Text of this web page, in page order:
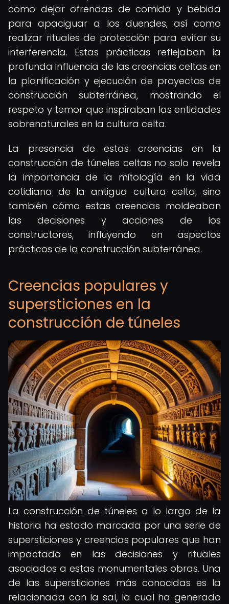
como dejar ofrendas de comida y bebida
para apaciguar a los duendes, así como
realizar rituales de protección para evitar su
interferencia. Estas prácticas reflejaban la
profunda influencia de las creencias celtas en
la planificación y ejecución de proyectos de
construcción subterránea, mostrando el
respeto y temor que inspiraban las entidades
sobrenaturales en la cultura celta.
La presencia de estas creencias en la
construcción de túneles celtas no solo revela
la importancia de la mitología en la vida
cotidiana de la antigua cultura celta, sino
también cómo estas creencias moldeaban
las decisiones y acciones de los
constructores, influyendo en aspectos
prácticos de la construcción subterránea.
Creencias populares y
supersticiones en la
construcción de túneles
La construcción de túneles a lo largo de la
historia ha estado marcada por una serie de
supersticiones y creencias populares que han
impactado en las decisiones y rituales
asociados a estas monumentales obras. Una
de las supersticiones más conocidas es la
relacionada con la sal, la cual ha generado